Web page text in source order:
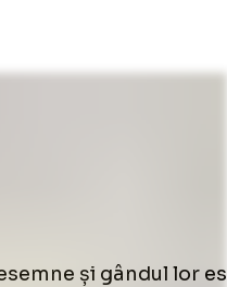
și gândul lor
: